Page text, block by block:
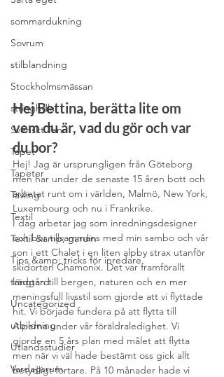
sommardukning
Sovrum
stilblandning
Stockholmsmässan
stringhylla
Svenskt Tenn
Tapet
Tapeter
Tävling
Textil
Textil &amp; gardin
Tips &amp; tricks för inredare
trädgård
Uncategorized
utbildning
Utlandsstudier
Vardagsrum
Hej Bettina, berätta lite om
vem du är, vad du gör och var
du bor?
Hej! Jag är ursprungligen från Göteborg
men har under de senaste 15 åren bott och
arbetat runt om i världen, Malmö, New York,
Luxembourg och nu i Frankrike.
I dag arbetar jag som inredningsdesigner
och bor tillsammans med min sambo och vår
son i ett Chalet i en liten alpby strax utanför
skidorten Chamonix. Det var framförallt
längtan till bergen, naturen och en mer
meningsfull livsstil som gjorde att vi flyttade
hit. Vi började fundera på att flytta till
Alperna under vår föräldraledighet. Vi
gjorde en 5 års plan med målet att flytta
men när vi väl hade bestämt oss gick allt
betydligt fortare. På 10 månader hade vi